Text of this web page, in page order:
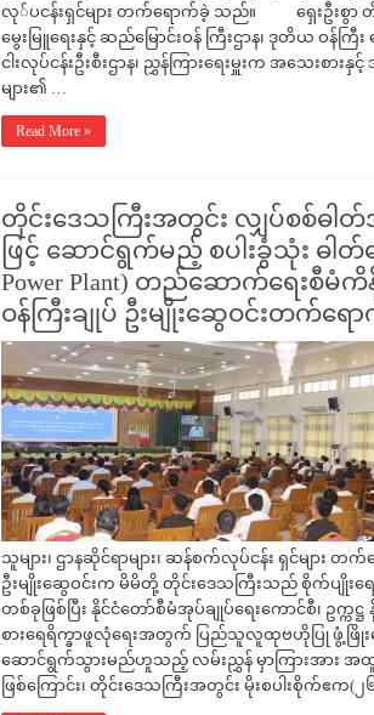
လု်ပငန်းရှင်များ တက်ရောက်ခဲ့ သည်။ ရှေးဦးစွာ တိုင်း
မွေးမြူရေးနှင့် ဆည်မြောင်းဝန် ကြီးဌာန၊ ဒုတိယ ဝန်က
ငါးလုပ်ငန်းဦးစီးဌာန၊ ညွှန်ကြားရေးမှူးက အသေး
များ၏ …
Read More »
တိုင်းဒေသကြီးအတွင်း လျှပ်စစ်ဓါ
ဖြင့် ဆောင်ရွက်မည့် စပါးခွံသုံး ဓါတ်
Power Plant) တည်ဆောက်ရေးစီမံ
ဝန်ကြီးချုပ် ဦးမျိုးဆွေဝင်းတက်ရေ
သူများ၊ ဌာနဆိုင်ရာများ၊ ဆန်စက်လုပ်ငန်း ရှင်မျာ
ဦးမျိုးဆွေဝင်းက မိမိတို့ တိုင်းဒေသကြီးသည် စိုက်ပျိုး
တစ်ခုဖြစ်ပြီး နိုင်ငံတော်စီမံအုပ်ချုပ်ရေးကောင်စီ၊ ဥက္က
စားရေရိက္ခာဖူလုံရေးအတွက် ပြည်သူလူထုဗဟိုပြု ဖွံ့ဖြိုး
ဆောင်ရွက်သွားမည်ဟူသည့် လမ်းညွှန် မှာကြားအား
ဖြစ်ကြောင်း၊ တိုင်းဒေသကြီးအတွင်း မိုးစပါးစိုက်ဧက(